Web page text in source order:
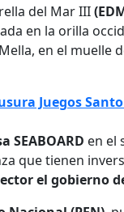
del Mar III
en la orilla
en el muelle
Juegos
SEABOARD en el
que tienen
el gobierno